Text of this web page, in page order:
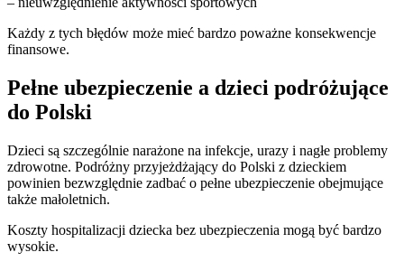
Każdy z tych błędów może mieć bardzo poważne konsekwencje
finansowe.
Pełne ubezpieczenie a dzieci podróżujące
do Polski
Dzieci są szczególnie narażone na infekcje, urazy i nagłe problemy
zdrowotne. Podróżny przyjeżdżający do Polski z dzieckiem
powinien bezwzględnie zadbać o pełne ubezpieczenie obejmujące
także małoletnich.
Koszty hospitalizacji dziecka bez ubezpieczenia mogą być bardzo
wysokie.